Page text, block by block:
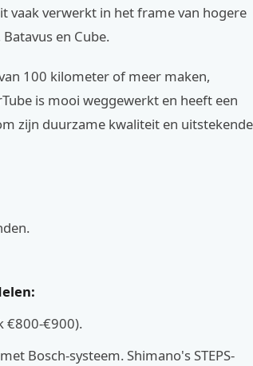
vaak verwerkt in het frame van hogere
en Cube.
100 kilometer of meer maken,
is mooi weggewerkt en heeft een
zijn duurzame kwaliteit en uitstekende
€800-€900).
Bosch-systeem. Shimano's STEPS-